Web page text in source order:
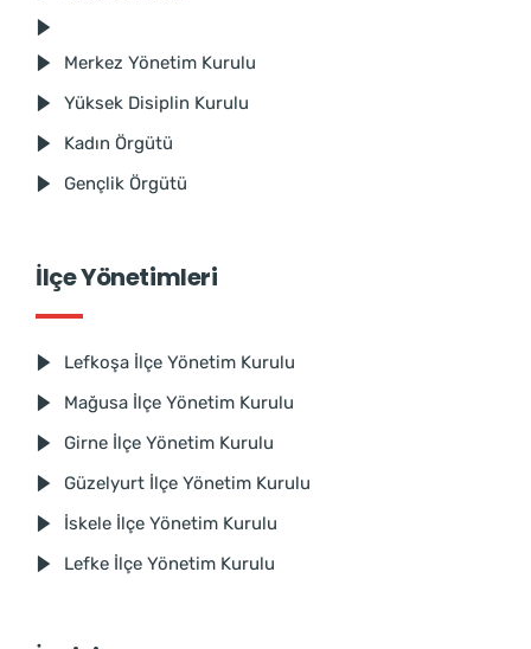
Merkez Yönetim Kurulu
Yüksek Disiplin Kurulu
Kadın Örgütü
Gençlik Örgütü
İlçe Yönetimleri
Lefkoşa İlçe Yönetim Kurulu
Mağusa İlçe Yönetim Kurulu
Girne İlçe Yönetim Kurulu
Güzelyurt İlçe Yönetim Kurulu
İskele İlçe Yönetim Kurulu
Lefke İlçe Yönetim Kurulu